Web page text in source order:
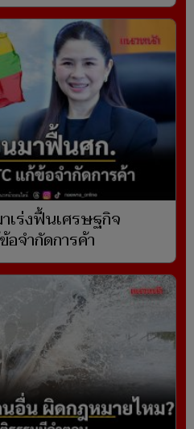
เร่งฟื้นเศรษฐกิจ
อจำกัดการค้า